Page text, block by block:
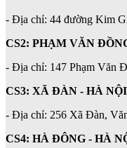
- Địa chỉ: 44 đường Kim
CS2: PHẠM VĂN
- Địa chỉ: 147 Phạm Văn
CS3: XÃ ĐÀN - HÀ
- Địa chỉ: 256 Xã Đàn,
CS4: HÀ ĐÔNG - HÀ